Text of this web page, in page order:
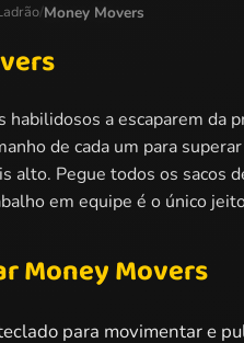
/Money Movers
habilidosos a escaparem da
de cada um para
alto. Pegue todos os sacos
em equipe é o único
Money Movers
para movimentar e